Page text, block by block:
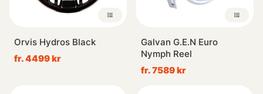
Orvis Hydros Black
fr. 4499 kr
Galvan G.E.N Euro
Nymph Reel
fr. 7589 kr